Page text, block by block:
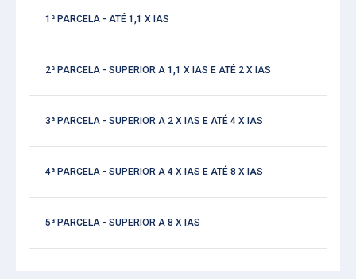
1ª PARCELA - ATÉ 1,1 X IAS
2ª PARCELA - SUPERIOR A 1,1 X IAS E ATÉ 2 X IAS
3ª PARCELA - SUPERIOR A 2 X IAS E ATÉ 4 X IAS
4ª PARCELA - SUPERIOR A 4 X IAS E ATÉ 8 X IAS
5ª PARCELA - SUPERIOR A 8 X IAS